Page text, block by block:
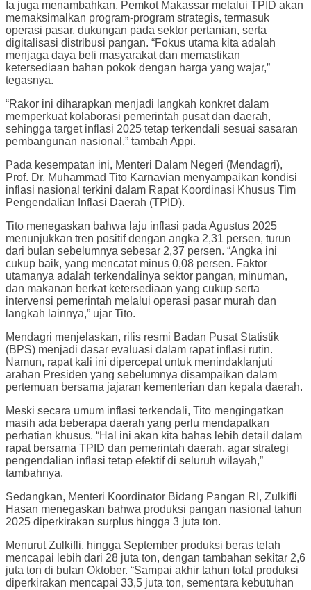
Ia juga menambahkan, Pemkot Makassar melalui TPID akan
memaksimalkan program-program strategis, termasuk
operasi pasar, dukungan pada sektor pertanian, serta
digitalisasi distribusi pangan. “Fokus utama kita adalah
menjaga daya beli masyarakat dan memastikan
ketersediaan bahan pokok dengan harga yang wajar,”
tegasnya.
“Rakor ini diharapkan menjadi langkah konkret dalam
memperkuat kolaborasi pemerintah pusat dan daerah,
sehingga target inflasi 2025 tetap terkendali sesuai sasaran
pembangunan nasional,” tambah Appi.
Pada kesempatan ini, Menteri Dalam Negeri (Mendagri),
Prof. Dr. Muhammad Tito Karnavian menyampaikan kondisi
inflasi nasional terkini dalam Rapat Koordinasi Khusus Tim
Pengendalian Inflasi Daerah (TPID).
Tito menegaskan bahwa laju inflasi pada Agustus 2025
menunjukkan tren positif dengan angka 2,31 persen, turun
dari bulan sebelumnya sebesar 2,37 persen. “Angka ini
cukup baik, yang mencatat minus 0,08 persen. Faktor
utamanya adalah terkendalinya sektor pangan, minuman,
dan makanan berkat ketersediaan yang cukup serta
intervensi pemerintah melalui operasi pasar murah dan
langkah lainnya,” ujar Tito.
Mendagri menjelaskan, rilis resmi Badan Pusat Statistik
(BPS) menjadi dasar evaluasi dalam rapat inflasi rutin.
Namun, rapat kali ini dipercepat untuk menindaklanjuti
arahan Presiden yang sebelumnya disampaikan dalam
pertemuan bersama jajaran kementerian dan kepala daerah.
Meski secara umum inflasi terkendali, Tito mengingatkan
masih ada beberapa daerah yang perlu mendapatkan
perhatian khusus. “Hal ini akan kita bahas lebih detail dalam
rapat bersama TPID dan pemerintah daerah, agar strategi
pengendalian inflasi tetap efektif di seluruh wilayah,”
tambahnya.
Sedangkan, Menteri Koordinator Bidang Pangan RI, Zulkifli
Hasan menegaskan bahwa produksi pangan nasional tahun
2025 diperkirakan surplus hingga 3 juta ton.
Menurut Zulkifli, hingga September produksi beras telah
mencapai lebih dari 28 juta ton, dengan tambahan sekitar 2,6
juta ton di bulan Oktober. “Sampai akhir tahun total produksi
diperkirakan mencapai 33,5 juta ton, sementara kebutuhan